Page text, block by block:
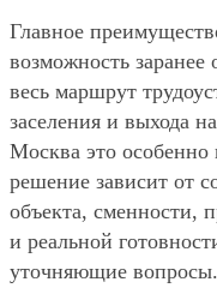
Главное
возможность заранее
весь маршрут
заселения и выхода
Москва это особенно
решение зависит от
объекта, сменности,
и реальной
уточняющие